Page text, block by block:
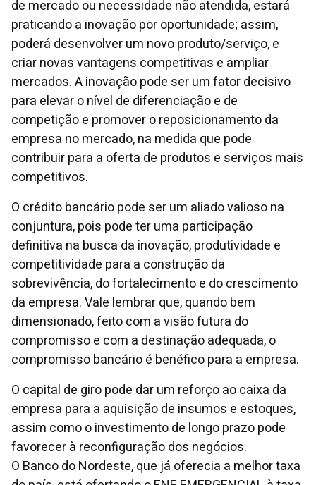
de mercado ou necessidade não atendida, estará
praticando a inovação por oportunidade; assim,
poderá desenvolver um novo produto/serviço, e
criar novas vantagens competitivas e ampliar
mercados. A inovação pode ser um fator decisivo
para elevar o nível de diferenciação e de
competição e promover o reposicionamento da
empresa no mercado, na medida que pode
contribuir para a oferta de produtos e serviços mais
competitivos.
O crédito bancário pode ser um aliado valioso na
conjuntura, pois pode ter uma participação
definitiva na busca da inovação, produtividade e
competitividade para a construção da
sobrevivência, do fortalecimento e do crescimento
da empresa. Vale lembrar que, quando bem
dimensionado, feito com a visão futura do
compromisso e com a destinação adequada, o
compromisso bancário é benéfico para a empresa.
O capital de giro pode dar um reforço ao caixa da
empresa para a aquisição de insumos e estoques,
assim como o investimento de longo prazo pode
favorecer à reconfiguração dos negócios.
O Banco do Nordeste, que já oferecia a melhor taxa